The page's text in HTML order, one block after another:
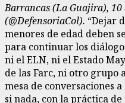
Barrancas (La Guajira), 10
(@DefensoriaCol). “Dejar
menores de edad deben
para continuar los
ni el ELN, ni el Estado
de las Farc, ni otro grupo
mesa de conversaciones
si nada, con la práctica